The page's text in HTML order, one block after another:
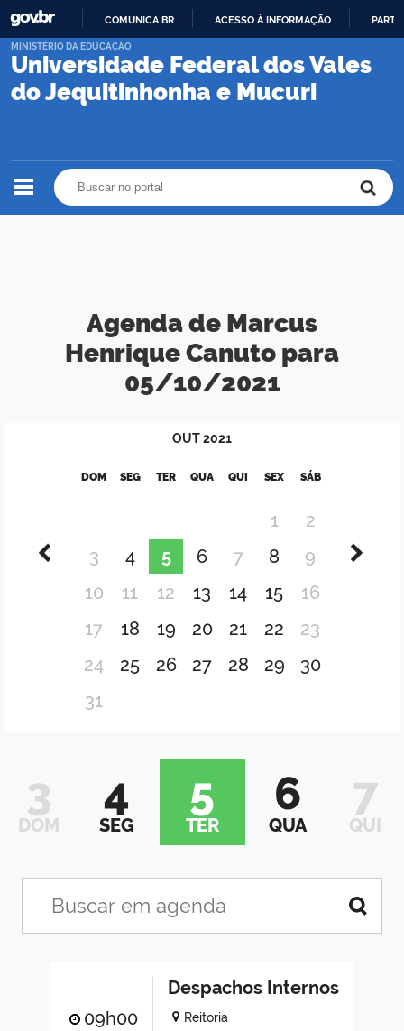
PARA
CONTEÚDO
COMUNICA BR ACESSO À INFORMAÇÃO
Universidade Federal dos Vales
do Jequitinhonha e Mucuri
MINISTÉRIO DA EDUCAÇÃO
Agenda de Marcus
Henrique Canuto para
05/10/2021
OUT2021
DOM SEG TER QUA QUI SEX SÁB
1
2
3
4 5 6 7 8
9
10
11 12 13 14 15
16
17
18 19 20 21 22
23
24
25 26 27 28 29
30
31
3
DOM
4
SEG
5
TER
6
QUA
7
QUI
09h00
Despachos Internos
Reitoria